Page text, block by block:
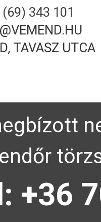
343 101
TAVASZ UTCA
+36